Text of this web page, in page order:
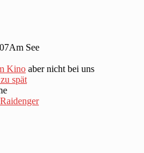
Am See
Kino aber nicht bei uns
spät